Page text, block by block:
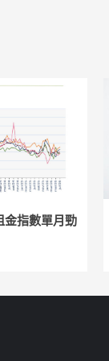
金指數單月勁